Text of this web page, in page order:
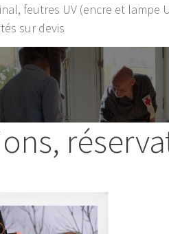
feutres UV (encre et lampe
sur devis